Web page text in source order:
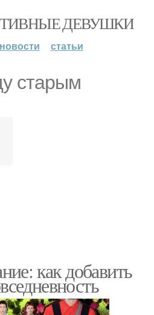
ДЕВУШКИ
новости статьи
старым
как добавить